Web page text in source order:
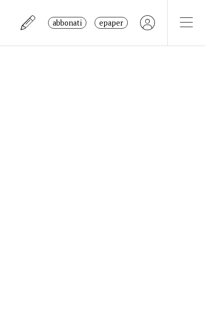
abbonati epaper